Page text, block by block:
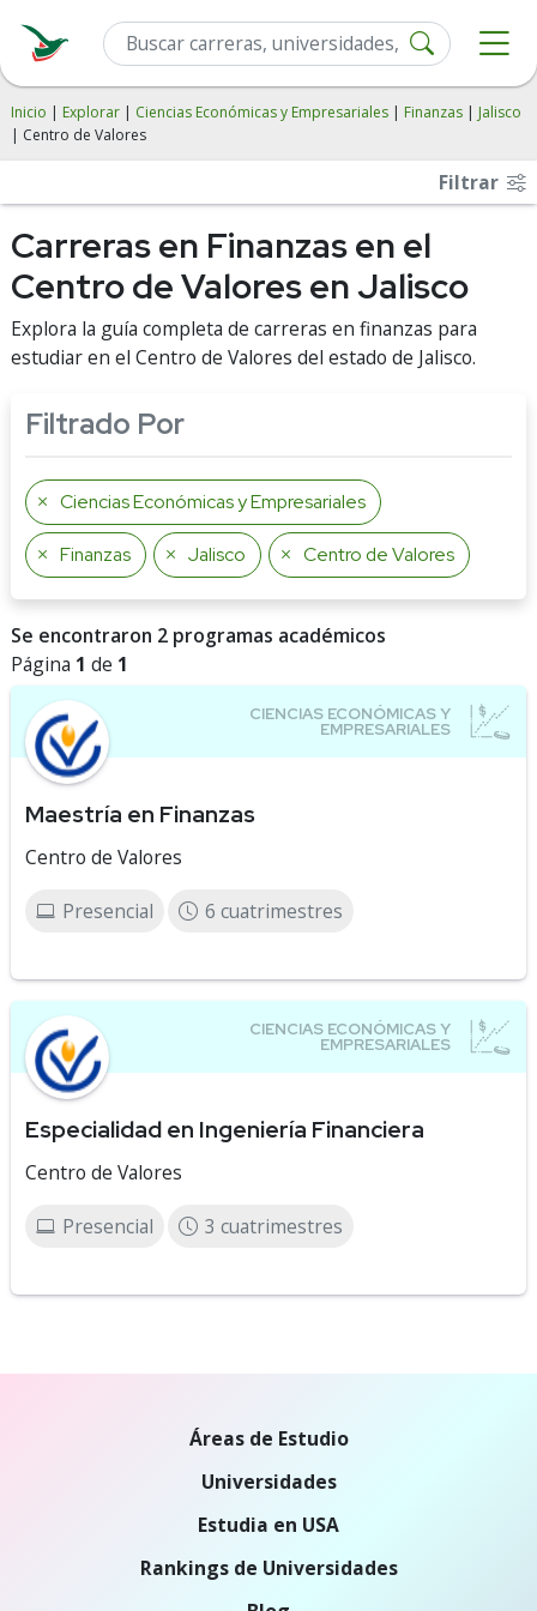
Inicio | Explorar | Ciencias Económicas y Empresariales | Finanzas | Jalisco
| Centro de Valores
Filtrar
Carreras en Finanzas en el
Centro de Valores en Jalisco
Explora la guía completa de carreras en finanzas para
estudiar en el Centro de Valores del estado de Jalisco.
Filtrado Por
Ciencias Económicas y Empresariales
Finanzas Jalisco Centro de Valores
Se encontraron 2 programas académicos
Página 1 de 1
Maestría en Finanzas
Centro de Valores
Presencial 6 cuatrimestres
Especialidad en Ingeniería Financiera
Centro de Valores
Presencial 3 cuatrimestres
Áreas de Estudio
Universidades
Estudia en USA
Rankings de Universidades